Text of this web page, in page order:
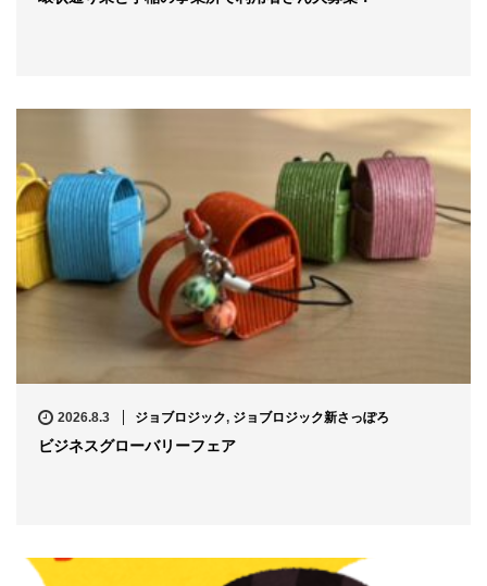
2026.8.3 ジョブロジック, ジョブロジック新さっぽろ
ビジネスグローバリーフェア